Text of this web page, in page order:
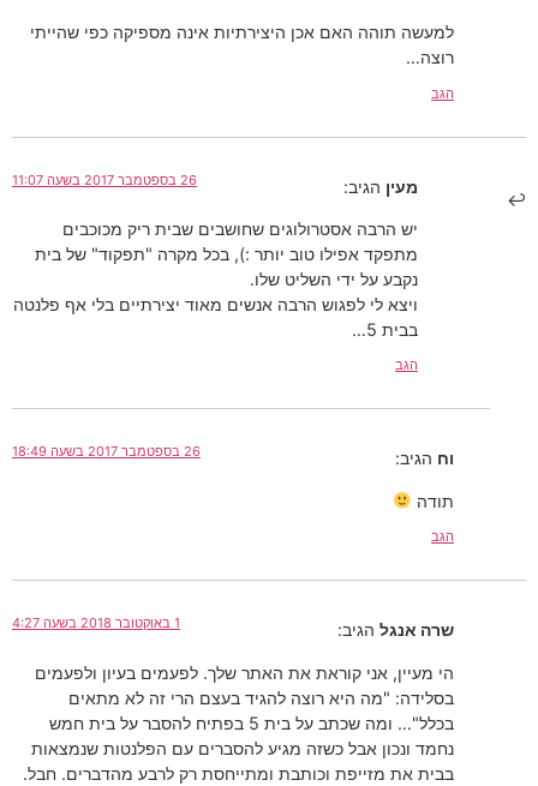
למעשה תוהה האם אכן היצירתיות אינה מספיקה כפי שהייתי
רוצה…
הגב
מעין הגיב: 26 בספטמבר 2017 בשעה 11:07
יש הרבה אסטרולוגים שחושבים שבית ריק מכוכבים
מתפקד אפילו טוב יותר :), בכל מקרה "תפקוד" של בית
נקבע על ידי השליט שלו.
ויצא לי לפגוש הרבה אנשים מאוד יצירתיים בלי אף פלנטה
בבית 5…
הגב
וח הגיב: 26 בספטמבר 2017 בשעה 18:49
תודה
הגב
שרה אנגל הגיב: 1 באוקטובר 2018 בשעה 4:27
הי מעיין, אני קוראת את האתר שלך. לפעמים בעיון ולפעמים
בסלידה: "מה היא רוצה להגיד בעצם הרי זה לא מתאים
בכלל"… ומה שכתב על בית 5 בפתיח להסבר על בית חמש
נחמד ונכון אבל כשזה מגיע להסברים עם הפלנטות שנמצאות
בבית את מזייפת וכותבת ומתייחסת רק לרבע מהדברים. חבל.